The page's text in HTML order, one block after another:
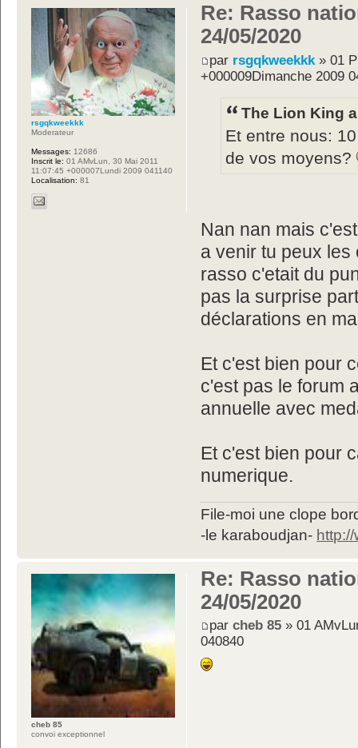
Re: Rasso
24/05/2020
par rsgqkweekkk » 01
+000009Dimanche 2009
The Lion King
Et entre nous:
de vos moyens?
Nan nan mais
a venir tu peux les
rasso c'etait du
pas la surprise
déclarations en
Et c'est bien pour
c'est pas le forum
annuelle avec
Et c'est bien pour
numerique.
File-moi une clope
-le karaboudjan-
rsgqkweekkk
Moderateur
Messages: 12686
Inscrit le: 01 AMvLun, 30 Mai 2011
11:07:45 +000007Lundi 2009 041140
Localisation: 81
Re: Rasso
24/05/2020
parcheb 85 » 01
040840
cheb 85
convoi exceptionnel